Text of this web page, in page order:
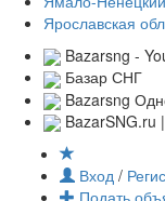
Ярославская
Bazarsng -
Базар СНГ
Bazarsng
BazarSNG.ru
Вход /